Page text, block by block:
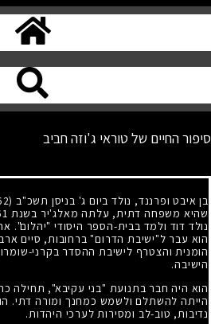
סיפור החיים של טוראי ג'וזה חביב
בן איבט ופרננד, נולד ביום ג' בניסן תשכ"ב (7.4.1962)
שהיא משפחה דתית, עלתה מאלג'יר בשנת
נולד דוד ולמד בבית-הספר היסודי "יהלום".
הוא עבר ל"ישיבת הדרום" ברחובות, סיים
הומנית והצטרף לישיבת ההסדר בקרני-
הישיבה.
הוא היה חבר בתנועת "בני עקיבא", תחילה
הייתה להשתלם ולשמש כמחנך ומורה דתי.
נדיבות, טוב-לב ומסירות לערכי היהדות.